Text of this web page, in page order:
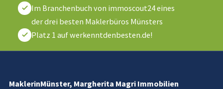
Im Branchenbuch von immoscout24 eines
der drei besten Maklerbüros Münsters
Platz 1 auf werkenntdenbesten.de!
MaklerinMünster, Margherita Magri Immobilien